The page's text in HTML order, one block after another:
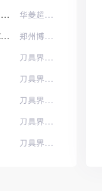
淬火钢是什么？为什么难加工？业内是否有很好的解决方案 华菱超硬刀具
车削破碎锤中缸体立方氮化硼刀片SCGW/SCGT/SCMW/SCMT博特刀具光洁度高 郑州博特张长杰
刀具界记者
刀具界记者
刀具界记者
刀具界记者
刀具界记者